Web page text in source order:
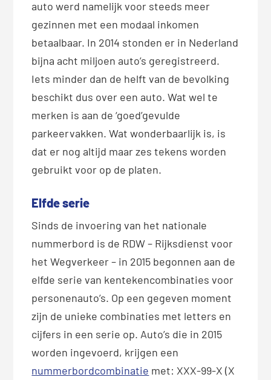
auto werd namelijk voor steeds meer
gezinnen met een modaal inkomen
betaalbaar. In 2014 stonden er in Nederland
bijna acht miljoen auto’s geregistreerd.
Iets minder dan de helft van de bevolking
beschikt dus over een auto. Wat wel te
merken is aan de ‘goed’gevulde
parkeervakken. Wat wonderbaarlijk is, is
dat er nog altijd maar zes tekens worden
gebruikt voor op de platen.
Elfde serie
Sinds de invoering van het nationale
nummerbord is de RDW – Rijksdienst voor
het Wegverkeer – in 2015 begonnen aan de
elfde serie van kentekencombinaties voor
personenauto’s. Op een gegeven moment
zijn de unieke combinaties met letters en
cijfers in een serie op. Auto’s die in 2015
worden ingevoerd, krijgen een
nummerbordcombinatie met: XXX-99-X (X